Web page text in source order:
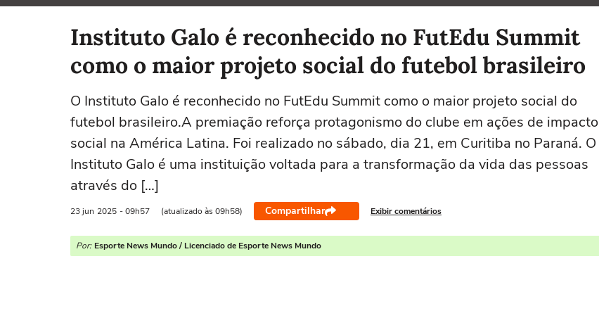
Selecione o time para ver as notícias
Instituto Galo é reconhecido no FutEdu Summit
como o maior projeto social do futebol brasileiro
O Instituto Galo é reconhecido no FutEdu Summit como o maior projeto social do
futebol brasileiro.A premiação reforça protagonismo do clube em ações de impacto
social na América Latina. Foi realizado no sábado, dia 21, em Curitiba no Paraná. O
Instituto Galo é uma instituição voltada para a transformação da vida das pessoas
através do […]
23 jun 2025 - 09h57 (atualizado às 09h58) Compartilhar Exibir comentários
Por: Esporte News Mundo / Licenciado de Esporte News Mundo